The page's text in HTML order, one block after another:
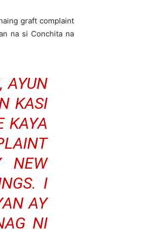
graft complaint
na si Conchita na
AYUN
KASI
KAYA
NEW
I
AY
NI